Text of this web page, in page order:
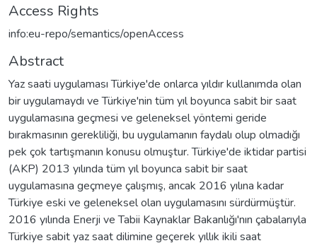
Access Rights
info:eu-repo/semantics/openAccess
Abstract
Yaz saati uygulaması Türkiye'de onlarca yıldır kullanımda olan
bir uygulamaydı ve Türkiye'nin tüm yıl boyunca sabit bir saat
uygulamasına geçmesi ve geleneksel yöntemi geride
bırakmasının gerekliliği, bu uygulamanın faydalı olup olmadığı
pek çok tartışmanın konusu olmuştur. Türkiye'de iktidar partisi
(AKP) 2013 yılında tüm yıl boyunca sabit bir saat
uygulamasına geçmeye çalışmış, ancak 2016 yılına kadar
Türkiye eski ve geleneksel olan uygulamasını sürdürmüştür.
2016 yılında Enerji ve Tabii Kaynaklar Bakanlığı'nın çabalarıyla
Türkiye sabit yaz saat dilimine geçerek yıllık ikili saat